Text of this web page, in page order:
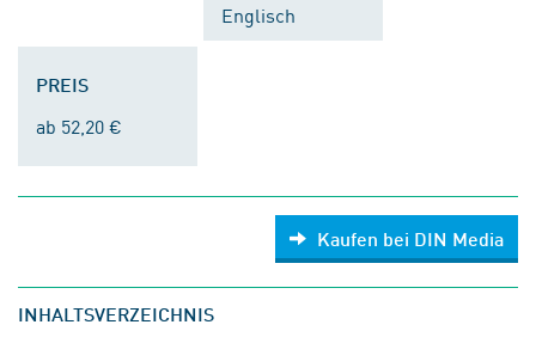
Englisch
PREIS
ab 52,20 €
Kaufen bei DIN Media
INHALTSVERZEICHNIS